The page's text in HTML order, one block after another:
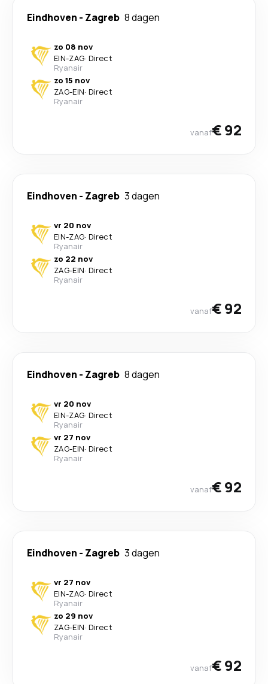
Eindhoven - Zagreb 8 dagen
zo 08 nov
EIN-ZAG· Direct
Ryanair
zo 15 nov
ZAG-EIN· Direct
Ryanair
vanaf€ 92
Eindhoven - Zagreb 3 dagen
vr 20 nov
EIN-ZAG· Direct
Ryanair
zo 22 nov
ZAG-EIN· Direct
Ryanair
vanaf€ 92
Eindhoven - Zagreb 8 dagen
vr 20 nov
EIN-ZAG· Direct
Ryanair
vr 27 nov
ZAG-EIN· Direct
Ryanair
vanaf€ 92
Eindhoven - Zagreb 3 dagen
vr 27 nov
EIN-ZAG· Direct
Ryanair
zo 29 nov
ZAG-EIN· Direct
Ryanair
vanaf€ 92